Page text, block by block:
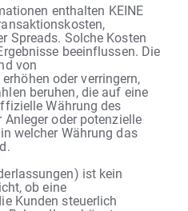
enthalten KEINE
Spreads. Solche Kosten
beeinflussen. Die
von
oder verringern,
beruhen, die auf eine
Währung des
oder potenzielle
welcher Währung das
ist kein
ob eine
Kunden steuerlich